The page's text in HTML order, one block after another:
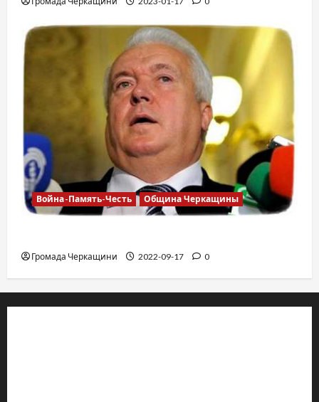
Война-Память-Честь Община Черкащины
Громада Черкащини 2022-09-17 0